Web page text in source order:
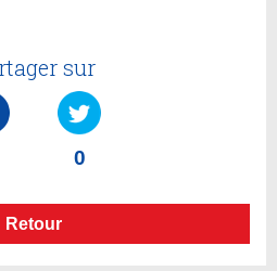
sur
0
Retour